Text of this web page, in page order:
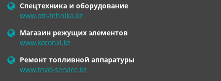
Спецтехника и оборудование
www.otr-tehnika.kz
Магазин режущих элементов
www.koronki.kz
Ремонт топливной аппаратуры
www.tnvd-service.kz